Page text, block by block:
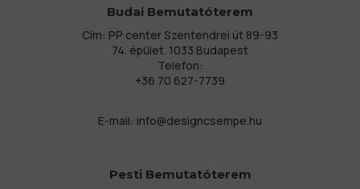
Budai Bemutatóterem
Cím: PP center Szentendrei út 89-93
74. épület. 1033 Budapest
Telefon:
+36 70 627-7739
E-mail: info@designcsempe.hu
Pesti Bemutatóterem